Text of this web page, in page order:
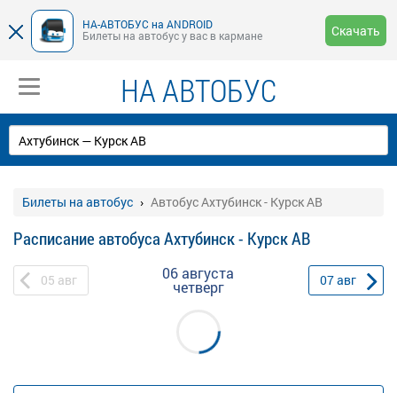
НА-АВТОБУС на ANDROID
Билеты на автобус у вас в кармане
Скачать
НА АВТОБУС
Билеты на автобус Автобус Ахтубинск - Курск АВ
Расписание автобуса Ахтубинск - Курск АВ
05 авг 06 августа
четверг 07авг